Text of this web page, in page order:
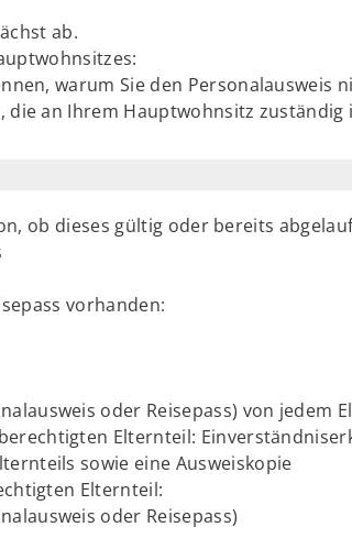
ab.
warum Sie den Personalausweis
an Ihrem Hauptwohnsitz zuständig
ob dieses gültig oder bereits
vorhanden:
oder Reisepass) von jedem
Elternteil:
sowie eine Ausweiskopie
Elternteil:
oder Reisepass)